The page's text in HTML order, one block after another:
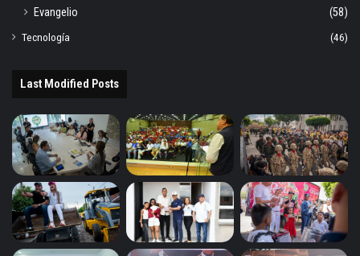
Evangelio
(58)
Tecnología
(46)
Last Modified Posts